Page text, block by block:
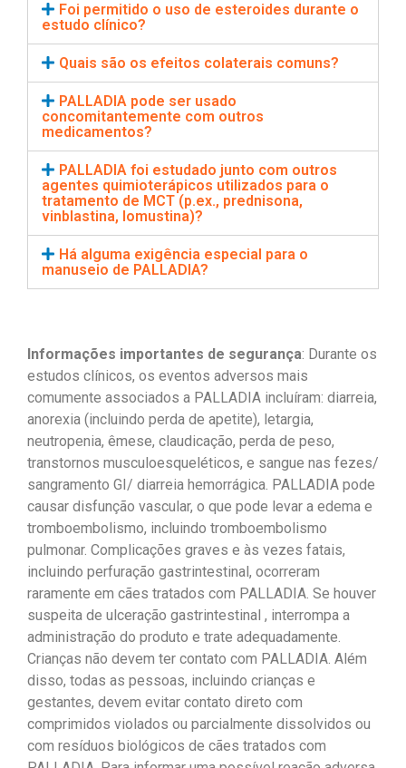
Foi permitido o uso de esteroides durante o
estudo clínico?
Quais são os efeitos colaterais comuns?
PALLADIA pode ser usado
concomitantemente com outros
medicamentos?
PALLADIA foi estudado junto com outros
agentes quimioterápicos utilizados para o
tratamento de MCT (p.ex., prednisona,
vinblastina, lomustina)?
Há alguma exigência especial para o
manuseio de PALLADIA?
Informações importantes de segurança: Durante os
estudos clínicos, os eventos adversos mais
comumente associados a PALLADIA incluíram: diarreia,
anorexia (incluindo perda de apetite), letargia,
neutropenia, êmese, claudicação, perda de peso,
transtornos musculoesqueléticos, e sangue nas fezes/
sangramento GI/ diarreia hemorrágica. PALLADIA pode
causar disfunção vascular, o que pode levar a edema e
tromboembolismo, incluindo tromboembolismo
pulmonar. Complicações graves e às vezes fatais,
incluindo perfuração gastrintestinal, ocorreram
raramente em cães tratados com PALLADIA. Se houver
suspeita de ulceração gastrintestinal , interrompa a
administração do produto e trate adequadamente.
Crianças não devem ter contato com PALLADIA. Além
disso, todas as pessoas, incluindo crianças e
gestantes, devem evitar contato direto com
comprimidos violados ou parcialmente dissolvidos ou
com resíduos biológicos de cães tratados com